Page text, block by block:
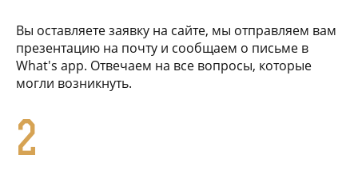
Вы оставляете заявку на сайте, мы отправляем вам
презентацию на почту и сообщаем о письме в
What's app. Отвечаем на все вопросы, которые
могли возникнуть.
2